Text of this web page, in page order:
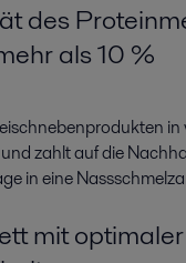
des
als 10 %
zahlt auf die
in eine
mit